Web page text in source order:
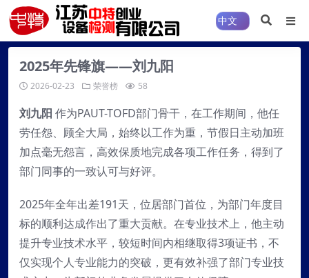
2025年先锋旗——刘九阳
2026-02-23 荣誉榜 58
刘九阳 作为PAUT-TOFD部门骨干，在工作期间，他任
劳任怨、顾全大局，始终以工作为重，节假日主动加班
加点毫无怨言，高效保质地完成各项工作任务，得到了
部门同事的一致认可与好评。
2025年全年出差191天，位居部门首位，为部门年度目
标的顺利达成作出了重大贡献。在专业技术上，他主动
提升专业技术水平，较短时间内相继取得3项证书，不
仅实现个人专业能力的突破，更有效补强了部门专业技